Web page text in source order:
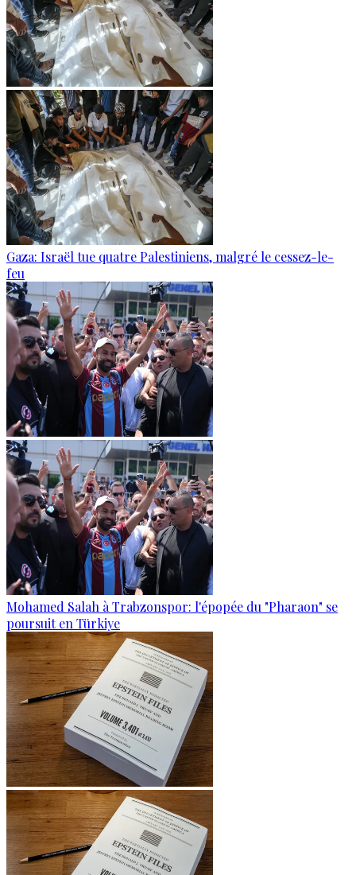
Gaza: Israël tue quatre Palestiniens, malgré le cessez-le-
feu
Mohamed Salah à Trabzonspor: l'épopée du "Pharaon" se
poursuit en Türkiye